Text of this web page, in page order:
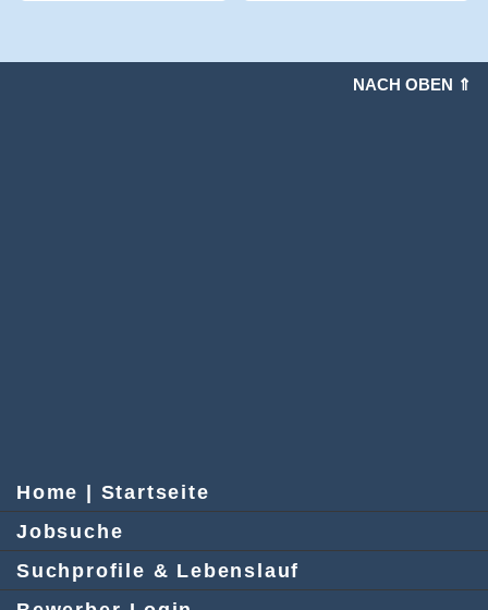
NACH OBEN ⇑
Home | Startseite
Jobsuche
Suchprofile & Lebenslauf